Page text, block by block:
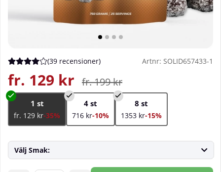
Medelbetyg 4 av 5 Antal betyg 39
(39 recensioner) Artnr: SOLID657433-1
fr. 199kr
fr. 129 kr
1 st
fr. 129 kr-35%
4 st
716 kr-10%
8 st
1353 kr-15%
Välj Smak: